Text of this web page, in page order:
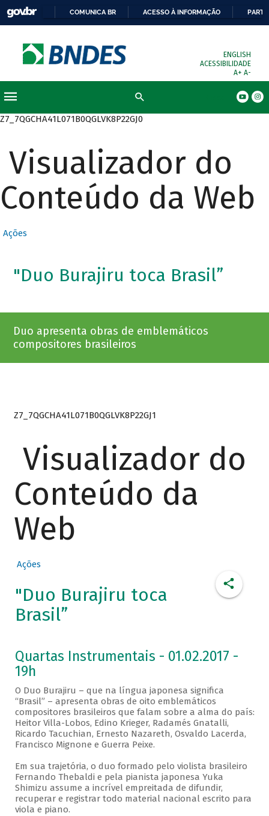
COMUNICA BR ACESSO À INFORMAÇÃO
ENGLISH
ACESSIBILIDADE
A+ A-
Z7_7QGCHA41L071B0QGLVK8P22GJ0
Visualizador do
Conteúdo da Web
Ações
"Duo Burajiru toca Brasil”
Duo apresenta obras de emblemáticos
compositores brasileiros
Z7_7QGCHA41L071B0QGLVK8P22GJ1
Visualizador do
Conteúdo da
Web
Ações
"Duo Burajiru toca
Brasil”
Quartas Instrumentais - 01.02.2017 -
19h
O Duo Burajiru – que na língua japonesa significa
“Brasil” – apresenta obras de oito emblemáticos
compositores brasileiros que falam sobre a alma do país:
Heitor Villa-Lobos, Edino Krieger, Radamés Gnatalli,
Ricardo Tacuchian, Ernesto Nazareth, Osvaldo Lacerda,
Francisco Mignone e Guerra Peixe.
Em sua trajetória, o duo formado pelo violista brasileiro
Fernando Thebaldi e pela pianista japonesa Yuka
Shimizu assume a incrível empreitada de difundir,
recuperar e registrar todo material nacional escrito para
viola e piano.